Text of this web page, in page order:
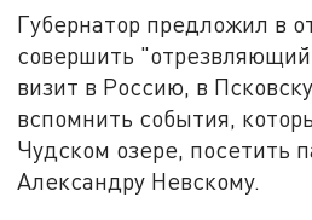
Губернатор предложил в
совершить
визит в Россию, в
вспомнить события,
Чудском озере, посетить
Александру Невскому.